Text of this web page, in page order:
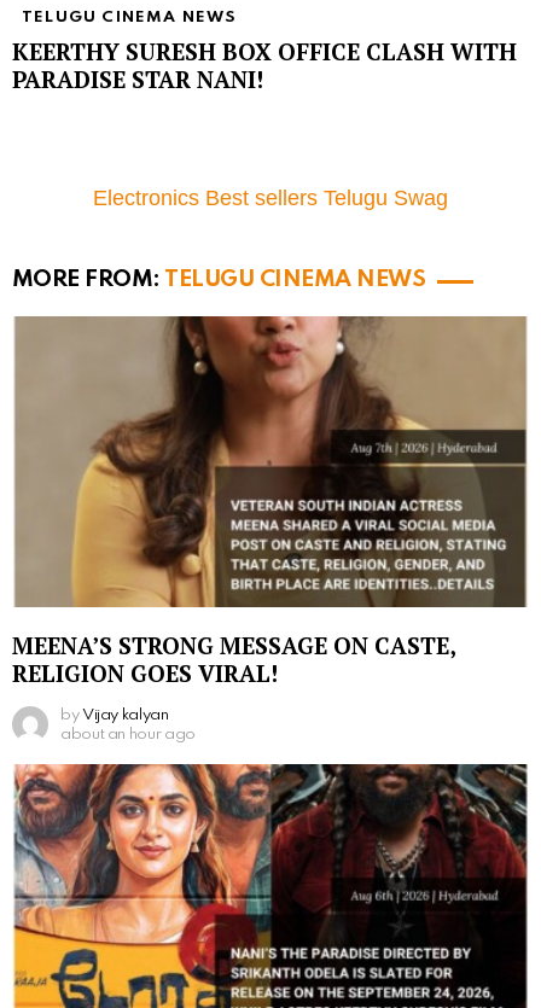
TELUGU CINEMA NEWS
KEERTHY SURESH BOX OFFICE CLASH WITH
PARADISE STAR NANI!
Electronics Best sellers Telugu Swag
MORE FROM: TELUGU CINEMA NEWS
MEENA’S STRONG MESSAGE ON CASTE,
RELIGION GOES VIRAL!
by Vijay kalyan
about an hour ago